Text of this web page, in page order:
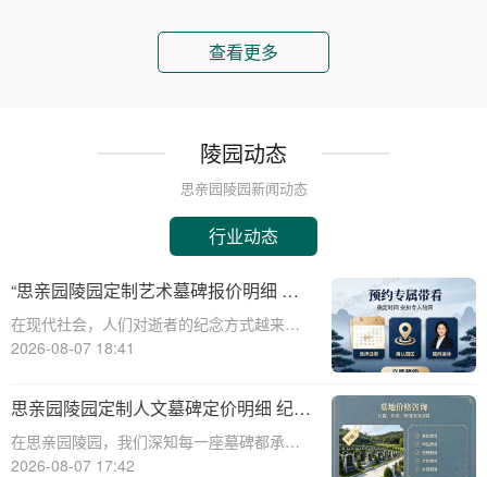
查看更多
陵园动态
思亲园陵园新闻动态
行业动态
“思亲园陵园定制艺术墓碑报价明细 活
动减免设计雕刻费用详解”
在现代社会，人们对逝者的纪念方式越来越
注重个性化与艺术性。思亲园陵园作为一家
碑服务，以满足客户对逝者的特殊纪念需
求。本文将详细介绍思亲园陵园定制艺术墓
碑的报价明细
2026-08-07 18:41
思亲园陵园定制人文墓碑定价明细 纪念
空间免费开放使用详解
在思亲园陵园，我们深知每一座墓碑都承载
着对逝者的深深怀念和对生者的美好祝愿。
2026-08-07 17:42